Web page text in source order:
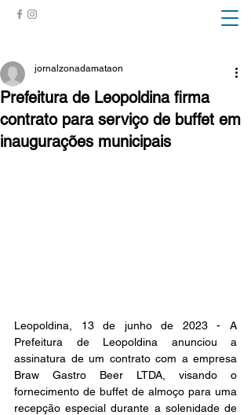
Prefeitura de Leopoldina firma
contrato para serviço de buffet em
inaugurações municipais
jornalzonadamataon
Leopoldina, 13 de junho de 2023 - A
Prefeitura de Leopoldina anunciou a
assinatura de um contrato com a empresa
Braw Gastro Beer LTDA, visando o
fornecimento de buffet de almoço para uma
recepção especial durante a solenidade de